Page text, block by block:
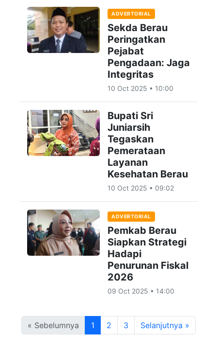
ADVERTORIAL
Sekda Berau
Peringatkan
Pejabat
Pengadaan: Jaga
Integritas
10 Oct 2025 • 10:00
Bupati Sri
Juniarsih
Tegaskan
Pemerataan
Layanan
Kesehatan Berau
10 Oct 2025 • 09:02
ADVERTORIAL
Pemkab Berau
Siapkan Strategi
Hadapi
Penurunan Fiskal
2026
09 Oct 2025 • 14:00
« Sebelumnya 1 2 3 Selanjutnya »